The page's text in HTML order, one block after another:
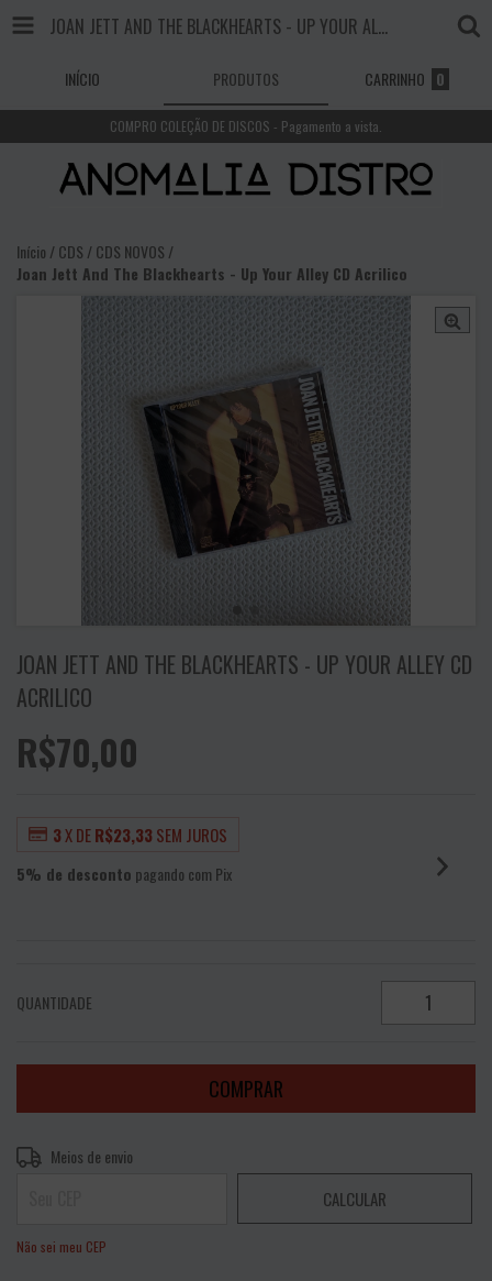
JOAN JETT AND THE BLACKHEARTS - UP YOUR ALLEY CD ACRILICO
INÍCIO PRODUTOS CARRINHO 0
COMPRO COLEÇÃO DE DISCOS - Pagamento a vista.
Início /CDS /CDS NOVOS /
Joan Jett And The Blackhearts - Up Your Alley CD Acrilico
JOAN JETT AND THE BLACKHEARTS - UP YOUR ALLEY CD
ACRILICO
R$70,00
3X DER$23,33SEM JUROS
5% de desconto pagando com Pix
QUANTIDADE
Entregas para o CEP:
Meios de envio
CALCULAR
Não sei meu CEP